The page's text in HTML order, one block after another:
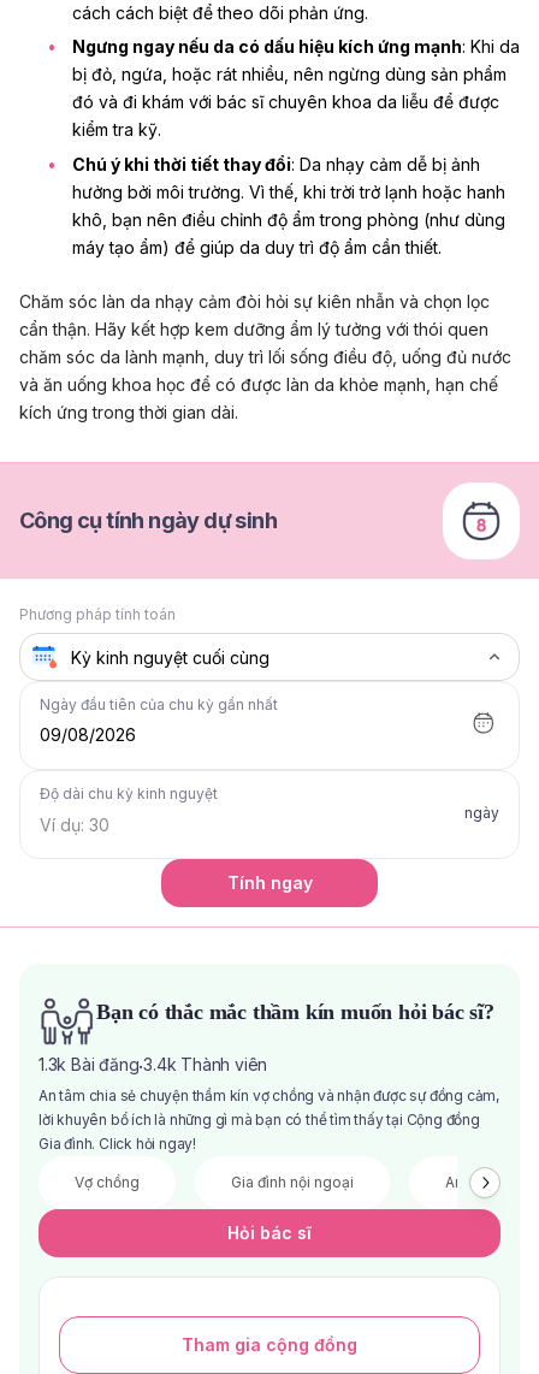
cách cách biệt để theo dõi phản ứng.
Ngưng ngay nếu da có dấu hiệu kích ứng mạnh: Khi da
bị đỏ, ngứa, hoặc rát nhiều, nên ngừng dùng sản phẩm
đó và đi khám với bác sĩ chuyên khoa da liễu để được
kiểm tra kỹ.
Chú ý khi thời tiết thay đổi: Da nhạy cảm dễ bị ảnh
hưởng bởi môi trường. Vì thế, khi trời trở lạnh hoặc hanh
khô, bạn nên điều chỉnh độ ẩm trong phòng (như dùng
máy tạo ẩm) để giúp da duy trì độ ẩm cần thiết.
Chăm sóc làn da nhạy cảm đòi hỏi sự kiên nhẫn và chọn lọc
cẩn thận. Hãy kết hợp kem dưỡng ẩm lý tưởng với thói quen
chăm sóc da lành mạnh, duy trì lối sống điều độ, uống đủ nước
và ăn uống khoa học để có được làn da khỏe mạnh, hạn chế
kích ứng trong thời gian dài.
Công cụ tính ngày dự sinh
Phương pháp tính toán
Ngày đầu tiên của chu kỳ gần nhất
09/08/2026
Độ dài chu kỳ kinh nguyệt
ngày
Tính ngay
Bạn có thắc mắc thầm kín muốn hỏi bác sĩ?
1.3k Bài đăng·3.4k Thành viên
An tâm chia sẻ chuyện thầm kín vợ chồng và nhận được sự đồng cảm,
lời khuyên bổ ích là những gì mà bạn có thể tìm thấy tại Cộng đồng
Gia đình. Click hỏi ngay!
Vợ chồng Gia đình nội ngoại Anh chị em
Hỏi bác sĩ
Tham gia cộng đồng